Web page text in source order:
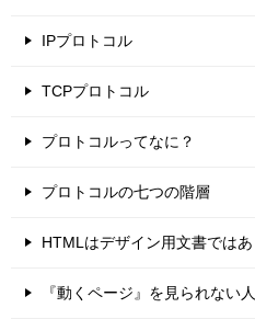
IPプロトコル
TCPプロトコル
プロトコルってなに？
プロトコルの七つの階層
HTMLはデザイン用文書ではあ
『動くページ』を見られない